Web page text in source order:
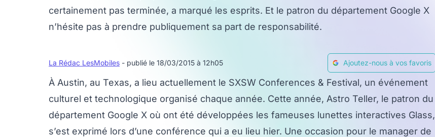
certainement pas terminée, a marqué les esprits. Et le patron du département Google X
n’hésite pas à prendre publiquement sa part de responsabilité.
La Rédac LesMobiles - publié le 18/03/2015 à 12h05 Ajoutez-nous à vos favoris
À Austin, au Texas, a lieu actuellement le SXSW Conferences & Festival, un événement
culturel et technologique organisé chaque année. Cette année, Astro Teller, le patron du
département Google X où ont été développées les fameuses lunettes interactives Glass,
s’est exprimé lors d’une conférence qui a eu lieu hier. Une occasion pour le manager de